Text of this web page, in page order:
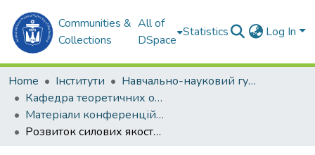
Communities &
Collections
All of
DSpace
Statistics Log In
Home Інститути
Навчально-науковий гуманітарний інститут (ННГІ)
Кафедра теоретичних основ олімпійського та професійного спорту (ТООтаПС)
Матеріали конференцій (ТООтаПС)
Розвиток силових якостей спортсменів з пауерліфтингу на етапі спеціалізованої базової підготовки